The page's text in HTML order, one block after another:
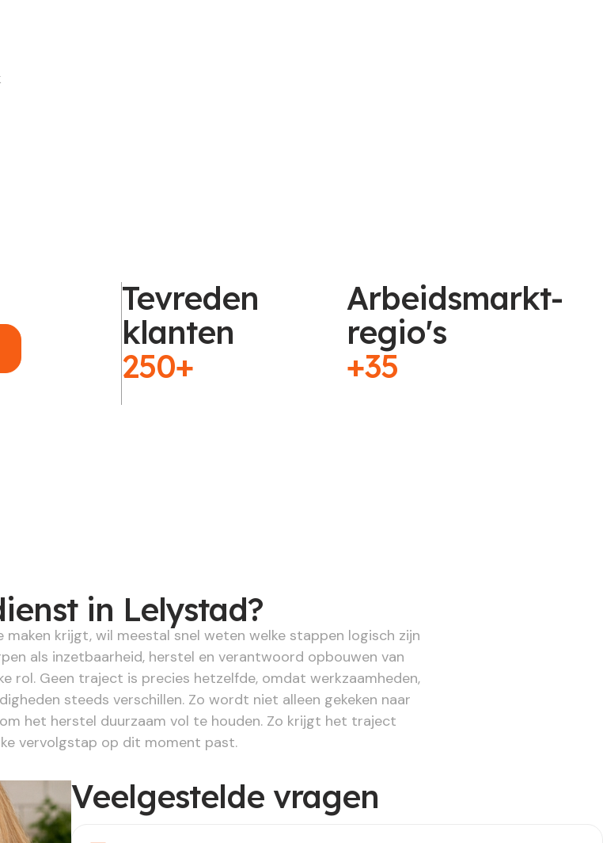
Tevreden
klanten
250+
Arbeidsmarkt-
regio's
+35
in Lelystad?
krijgt, wil meestal snel weten welke stappen logisch zijn
als inzetbaarheid, herstel en verantwoord opbouwen van
rol. Geen traject is precies hetzelfde, omdat werkzaamheden,
steeds verschillen. Zo wordt niet alleen gekeken naar
het herstel duurzaam vol te houden. Zo krijgt het traject
vervolgstap op dit moment past.
Veelgestelde vragen